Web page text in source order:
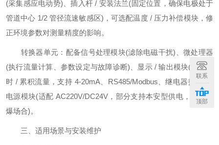
(采集感应电动势)、插入杆 / 安装法兰(固定位置，确保电极处于
管道中心 1/2 管径流速敏感区)，可选配温度 / 压力补偿模块，修
正环境参数对测量精度的影响。
转换器单元：配备信号处理模块(滤除电磁干扰)、微处理器
(执行流量计算、参数设定与故障诊断)、显示 / 输出模块(显示瞬
时 / 累积流量，支持 4-20mA、RS485/Modbus、继电器报警)及
电源模块(适配 AC220V/DC24V，部分支持本安型供电，用于防
爆场合)。
三、适用场景与安装维护
联系
顶部